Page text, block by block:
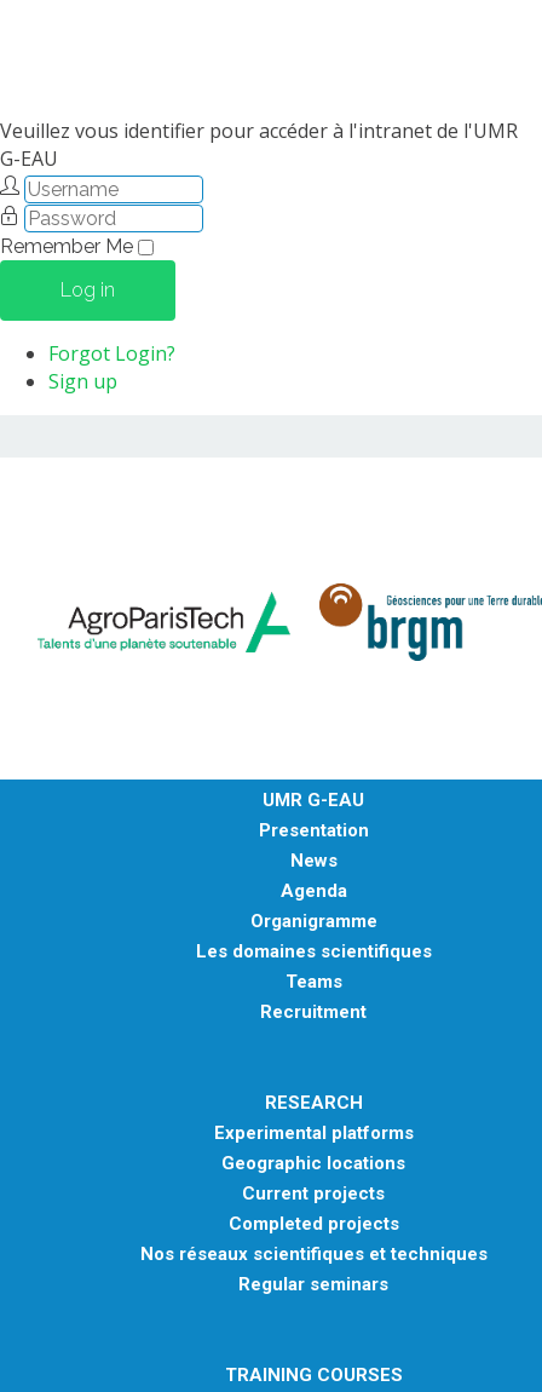
Veuillez vous identifier pour accéder à l'intranet de l'UMR
G-EAU
Remember Me
Log in
Forgot Login?
Sign up
UMR G-EAU
Presentation
News
Agenda
Organigramme
Les domaines scientifiques
Teams
Recruitment
RESEARCH
Experimental platforms
Geographic locations
Current projects
Completed projects
Nos réseaux scientifiques et techniques
Regular seminars
TRAINING COURSES